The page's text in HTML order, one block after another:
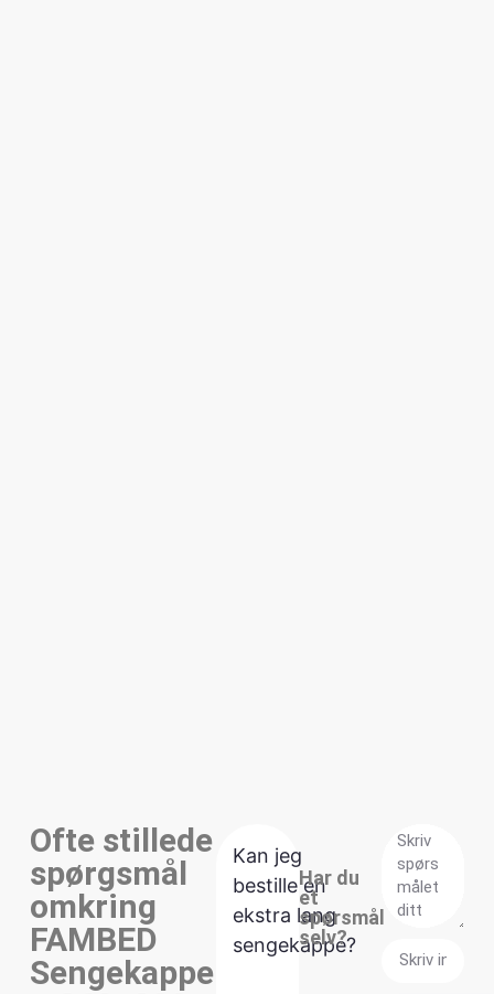
Ofte stillede
spørgsmål
omkring
FAMBED
Sengekappe
Kan jeg
bestille en
ekstra lang
sengekappe?
Har du
et
spørsmål
selv?